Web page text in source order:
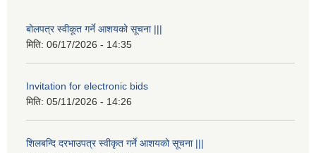
बोलपत्र स्वीकूत गर्ने आशयको सूचना |||
मिति: 06/17/2026 - 14:35
Invitation for electronic bids
मिति: 05/11/2026 - 14:26
शिलबन्दि दरभाउपत्र स्वीकृत गर्ने आशयको सूचना |||